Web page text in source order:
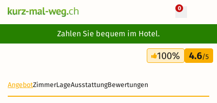
0
Zahlen Sie bequem im Hotel.
3 Tage
187 CHF
100% 4.6/5
AngebotZimmerLageAusstattungBewertungen